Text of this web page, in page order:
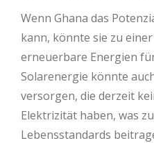
Wenn Ghana das
kann, könnte sie zu
erneuerbare Energien
Solarenergie könnte
versorgen, die derzeit
Elektrizität haben, was
Lebensstandards